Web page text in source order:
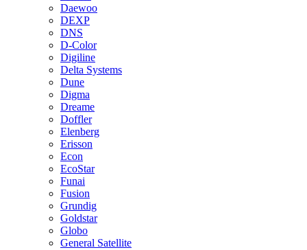
Daewoo
DEXP
DNS
D-Color
Digiline
Delta Systems
Dune
Digma
Dreame
Doffler
Elenberg
Erisson
Econ
EcoStar
Funai
Fusion
Grundig
Goldstar
Globo
General Satellite